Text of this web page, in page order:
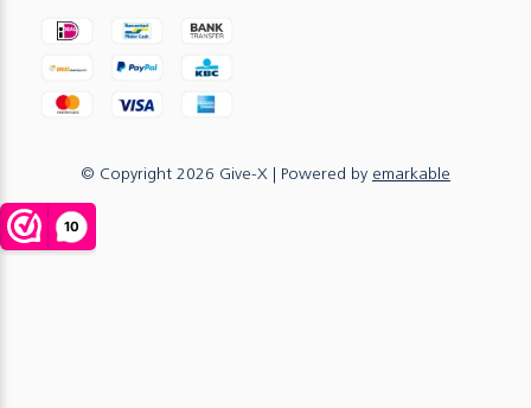
© Copyright 2026 Give-X | Powered by emarkable